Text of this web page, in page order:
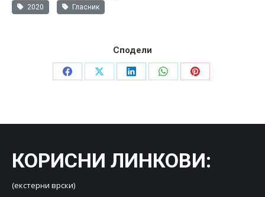
2020 Гласник
Сподели
Share
Share
Share
Share
Share
КОРИСНИ ЛИНКОВИ:
(екстерни врски)